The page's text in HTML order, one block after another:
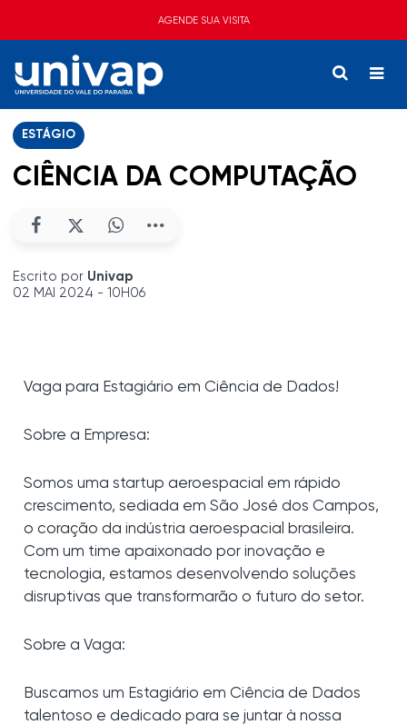
AGENDE SUA VISITA
ESTÁGIO
CIÊNCIA DA COMPUTAÇÃO
Escrito por Univap
02 MAI 2024 - 10H06
Vaga para Estagiário em Ciência de Dados!
Sobre a Empresa:
Somos uma startup aeroespacial em rápido
crescimento, sediada em São José dos Campos,
o coração da indústria aeroespacial brasileira.
Com um time apaixonado por inovação e
tecnologia, estamos desenvolvendo soluções
disruptivas que transformarão o futuro do setor.
Sobre a Vaga:
Buscamos um Estagiário em Ciência de Dados
talentoso e dedicado para se juntar à nossa